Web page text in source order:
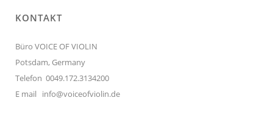
KONTAKT
Büro VOICE OF VIOLIN
Potsdam, Germany
Telefon 0049.172.3134200
E mail info@voiceofviolin.de